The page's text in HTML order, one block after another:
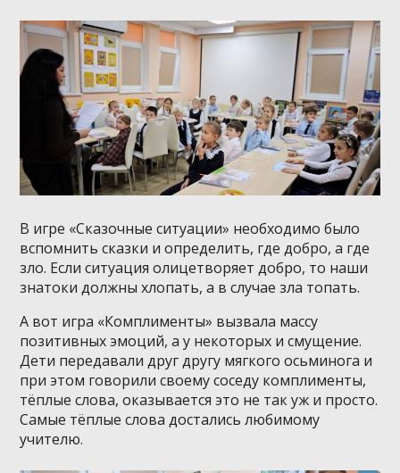
В игре «Сказочные ситуации» необходимо было
вспомнить сказки и определить, где добро, а где
зло. Если ситуация олицетворяет добро, то наши
знатоки должны хлопать, а в случае зла топать.
А вот игра «Комплименты» вызвала массу
позитивных эмоций, а у некоторых и смущение.
Дети передавали друг другу мягкого осьминога и
при этом говорили своему соседу комплименты,
тёплые слова, оказывается это не так уж и просто.
Самые тёплые слова достались любимому
учителю.